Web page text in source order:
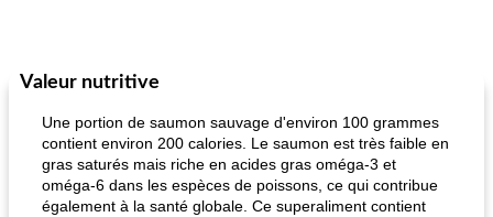
Valeur nutritive
Une portion de saumon sauvage d'environ 100 grammes
contient environ 200 calories. Le saumon est très faible en
gras saturés mais riche en acides gras oméga-3 et
oméga-6 dans les espèces de poissons, ce qui contribue
également à la santé globale. Ce superaliment contient